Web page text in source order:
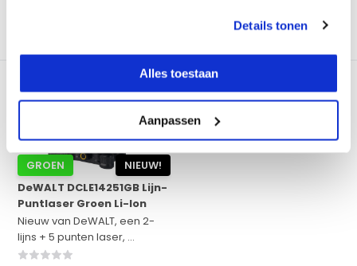
Details tonen
Alles toestaan
Aanpassen
GROEN
NIEUW!
DeWALT DCLE14251GB Lijn-
Puntlaser Groen Li-Ion
Nieuw van DeWALT, een 2-
lijns + 5 punten laser, ...